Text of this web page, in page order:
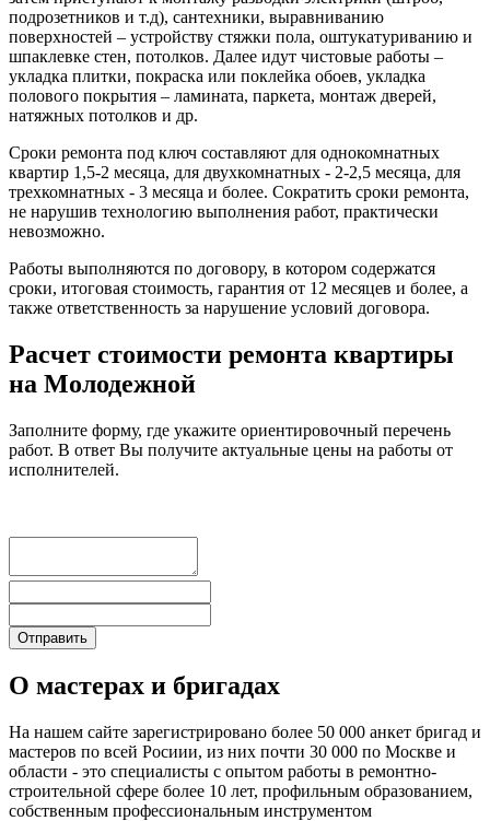
подрозетников и т.д), сантехники, выравниванию
поверхностей – устройству стяжки пола, оштукатуриванию и
шпаклевке стен, потолков. Далее идут чистовые работы –
укладка плитки, покраска или поклейка обоев, укладка
полового покрытия – ламината, паркета, монтаж дверей,
натяжных потолков и др.
Сроки ремонта под ключ составляют для однокомнатных
квартир 1,5-2 месяца, для двухкомнатных - 2-2,5 месяца, для
трехкомнатных - 3 месяца и более. Сократить сроки ремонта,
не нарушив технологию выполнения работ, практически
невозможно.
Работы выполняются по договору, в котором содержатся
сроки, итоговая стоимость, гарантия от 12 месяцев и более, а
также ответственность за нарушение условий договора.
Расчет стоимости ремонта квартиры
на Молодежной
Заполните форму, где укажите ориентировочный перечень
работ. В ответ Вы получите актуальные цены на работы от
исполнителей.
О мастерах и бригадах
На нашем сайте зарегистрировано более 50 000 анкет бригад и
мастеров по всей Росиии, из них почти 30 000 по Москве и
области - это специалисты с опытом работы в ремонтно-
строительной сфере более 10 лет, профильным образованием,
собственным профессиональным инструментом